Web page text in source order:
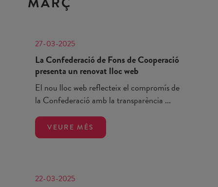
27-03-2025
La Confederació de Fons de Cooperació
presenta un renovat lloc web
El nou lloc web reflecteix el compromís de
la Confederació amb la transparència ...
VEURE MÉS
22-03-2025